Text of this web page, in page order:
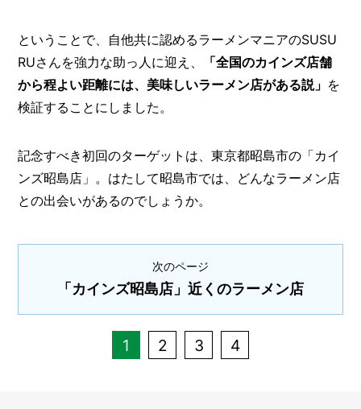
ということで、自他共に認めるラーメンマニアのSUSU
RUさんを強力な助っ人に迎え、
「全国のカインズ店舗
から程よい距離には、美味しいラーメン店がある説」 を
検証することにしました。
記念すべき初回のターゲットは、東京都昭島市の「カイ
ンズ昭島店」。はたして昭島市では、どんなラーメン店
との出会いがあるのでしょうか。
次のページ
「カインズ昭島店」近くのラーメン店
1 2 3 4